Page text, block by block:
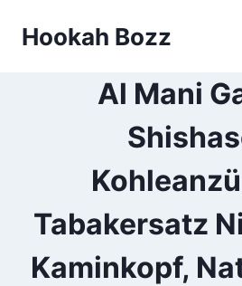
InhaltHookah Bozz
Al Mani
Tabakersatz
Kaminkopf,